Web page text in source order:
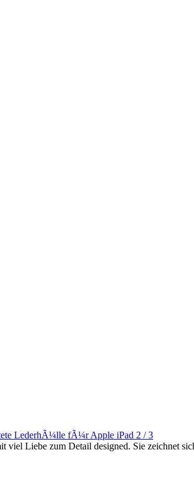
Liebe zum Detail designed. Sie zeichnet